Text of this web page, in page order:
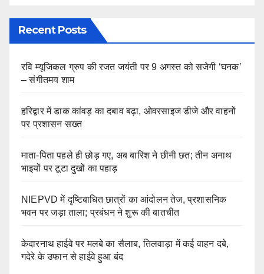
Recent Posts
रवि म्यूजिकल ग्रुप की रजत जयंती पर 9 अगस्त को सजेगी ‘घनक’
– संगीतमय शाम
हरिद्वार में डाक कांवड़ का दबाव बढ़ा, ओवरसाइज डीजे और वाहनों
पर प्रशासन सख्त
माता-पिता पहले ही छोड़ गए, अब बारिश ने छीनी छत; तीन अनाथ
भाइयों पर टूटा दुखों का पहाड़
NIEPVD में दृष्टिबाधित छात्रों का आंदोलन तेज, प्रशासनिक
भवन पर जड़ा ताला; प्रबंधन ने शुरू की बातचीत
केदारनाथ हाईवे पर मलबे का सैलाब, तिलवाड़ा में कई वाहन दबे,
गदेरे के उफान से हाईवे हुआ बंद